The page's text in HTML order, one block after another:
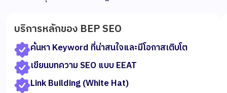
บริการหลักของ BEP SEO
ค้นหา Keyword ที่น่าสนใจและมีโอกาสเติบโต
เขียนบทความ SEO แบบ EEAT
Link Building (White Hat)